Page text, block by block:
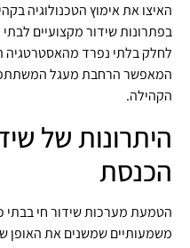
האיצו את אימוץ הטכנולוגיה
בפתרונות שידור מקצועיים
לחלק בלתי נפרד מהאסטרטגיה
המאפשר הרחבת מעגל
הקהילה.
היתרונות של
הכנסת
הטמעת מערכות שידור חי בבתי
משמעותיים שמשנים את האופן